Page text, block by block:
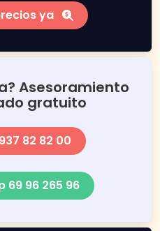
ya
Asesoramiento
gratuito
82 82 00
69 96 265 96